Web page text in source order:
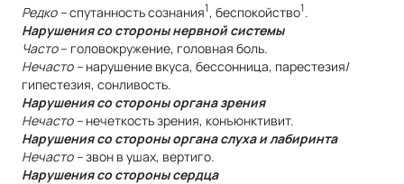
Редко –спутанность сознания1, беспокойство1.
Нарушения со стороны нервной системы
Часто– головокружение, головная боль.
Нечасто – нарушение вкуса, бессонница, парестезия/
гипестезия, сонливость.
Нарушения со стороны органа зрения
Нечасто – нечеткость зрения, конъюнктивит.
Нарушения со стороны органа слуха и лабиринта
Нечасто –звон в ушах, вертиго.
Нарушения со стороны сердца